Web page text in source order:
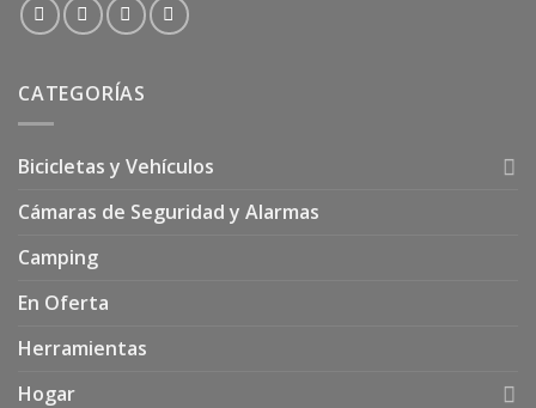
CATEGORÍAS
Bicicletas y Vehículos
Cámaras de Seguridad y Alarmas
Camping
En Oferta
Herramientas
Hogar